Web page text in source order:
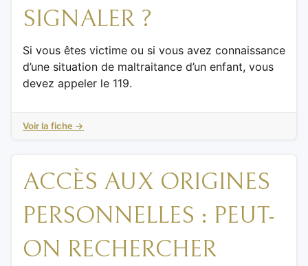
SIGNALER ?
Si vous êtes victime ou si vous avez connaissance
d’une situation de maltraitance d’un enfant, vous
devez appeler le 119.
Voir la fiche →
ACCÈS AUX ORIGINES
PERSONNELLES : PEUT-
ON RECHERCHER